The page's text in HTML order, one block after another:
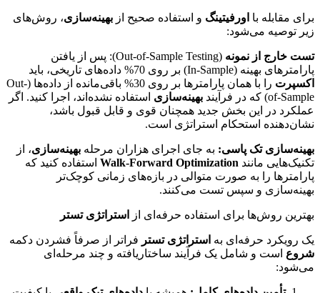
برای مقابله با اورفیتینگ و استفاده صحیح از بهینه‌سازی، روش‌های
زیر توصیه می‌شود:
تست خارج از نمونه
(Out-of-Sample Testing): پس از یافتن
پارامترهای بهینه (In-Sample) بر روی 70% داده‌های تاریخی، باید
اکسپرت
را با همان پارامترها بر روی 30% باقی‌مانده از داده‌ها (Out-
of-Sample) که در فرآیند
بهینه‌سازی استفاده نشده‌اند، اجرا کنید. اگر
عملکرد در این بخش جدید همچنان قوی و قابل قبول باشد،
نشان‌دهنده استحکام استراتژی است.
بهینه‌سازی تک پاسی: به جای اجرای هزاران مرحله بهینه‌سازی، از
تکنیک‌هایی مانند Walk-Forward Optimization استفاده کنید که
پارامترها را به صورت متوالی در بازه‌های زمانی کوچک‌تر
بهینه‌سازی و سپس تست می‌کنند.
بهترین روش‌ها برای استفاده حرفه‌ای از استراتژی تستر
یک رویکرد حرفه‌ای به استراتژی تستر فراتر از صرفاً فشردن دکمه
شروع است و شامل یک فرآیند ساختاریافته و چند مرحله‌ای
می‌شود: